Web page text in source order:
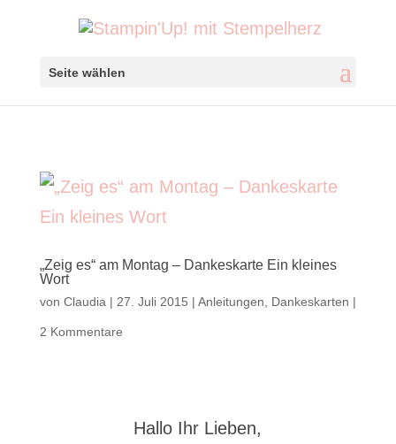
Seite wählen
„Zeig es“ am Montag – Dankeskarte Ein kleines
Wort
von Claudia | 27. Juli 2015 | Anleitungen Dankeskarten |
2 Kommentare
Hallo Ihr Lieben,